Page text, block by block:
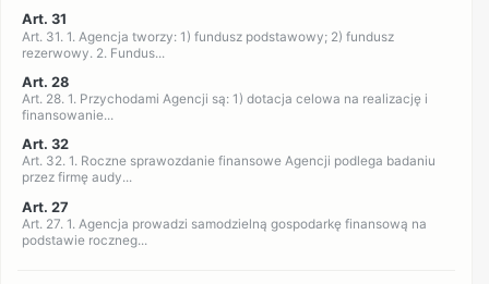
Art. 31
Art. 31. 1. Agencja tworzy: 1) fundusz podstawowy; 2) fundusz
rezerwowy. 2. Fundus...
Art. 28
Art. 28. 1. Przychodami Agencji są: 1) dotacja celowa na realizację i
finansowanie...
Art. 32
Art. 32. 1. Roczne sprawozdanie finansowe Agencji podlega badaniu
przez firmę audy...
Art. 27
Art. 27. 1. Agencja prowadzi samodzielną gospodarkę finansową na
podstawie roczneg...